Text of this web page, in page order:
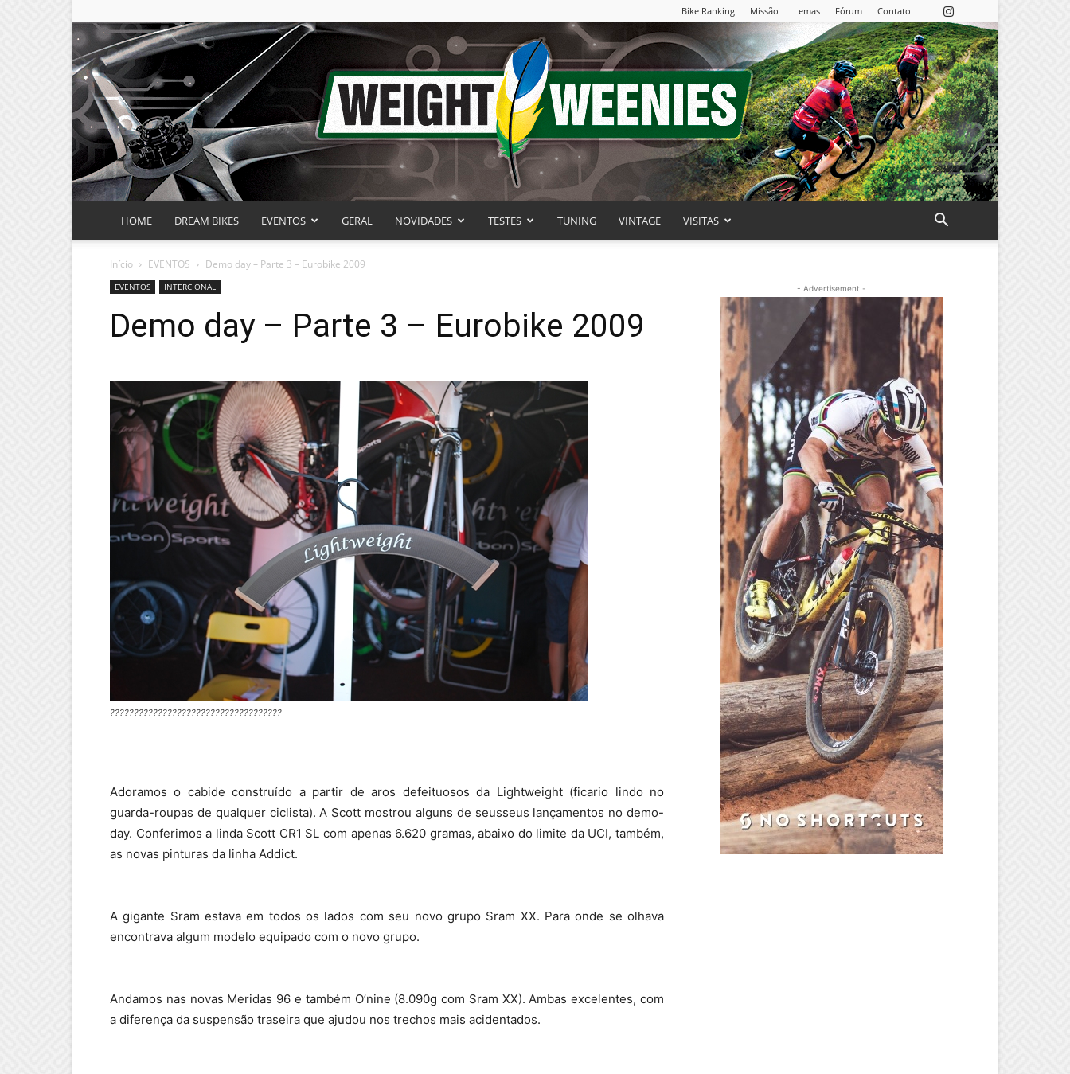
Bike Ranking Missão Lemas Fórum Contato
Portal
HOME DREAM BIKES EVENTOS GERAL NOVIDADES TESTES TUNING VINTAGE VISITAS
Início EVENTOS Demo day – Parte 3 – Eurobike 2009
EVENTOS INTERCIONAL
Demo day – Parte 3 – Eurobike 2009
????????????????????????????????????
Adoramos o cabide construído a partir de aros defeituosos da Lightweight (ficario lindo no
guarda-roupas de qualquer ciclista). A Scott mostrou alguns de seusseus lançamentos no demo-
day. Conferimos a linda Scott CR1 SL com apenas 6.620 gramas, abaixo do limite da UCI, também,
as novas pinturas da linha Addict.
A gigante Sram estava em todos os lados com seu novo grupo Sram XX. Para onde se olhava
encontrava algum modelo equipado com o novo grupo.
Andamos nas novas Meridas 96 e também O’nine (8.090g com Sram XX). Ambas excelentes, com
a diferença da suspensão traseira que ajudou nos trechos mais acidentados.
- Advertisement -